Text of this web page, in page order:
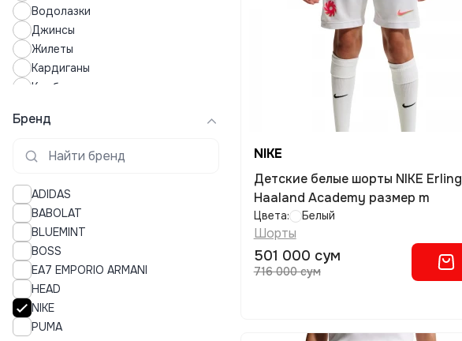
Водолазки
Джинсы
Жилеты
Кардиганы
Комбинезоны
Купальники
Куртки
Лонгсливы
Лосины
Майки
Нижнее белье
Пальто
Пижамы
Плавки
Платья
Бренд
ADIDAS
BABOLAT
BLUEMINT
BOSS
EA7 EMPORIO ARMANI
HEAD
NIKE
PUMA
NIKE
Детские белые шорты NIKE Erling
Haaland Academy размер m
Цвета: Белый
Шорты
501 000 сум
716 000 сум